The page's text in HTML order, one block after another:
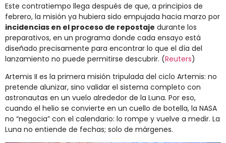
Este contratiempo llega después de que, a principios de
febrero, la misión ya hubiera sido empujada hacia marzo por
incidencias en el proceso de repostaje durante los
preparativos, en un programa donde cada ensayo está
diseñado precisamente para encontrar lo que el día del
lanzamiento no puede permitirse descubrir. (Reuters)
Artemis II es la primera misión tripulada del ciclo Artemis: no
pretende alunizar, sino validar el sistema completo con
astronautas en un vuelo alrededor de la Luna. Por eso,
cuando el helio se convierte en un cuello de botella, la NASA
no “negocia” con el calendario: lo rompe y vuelve a medir. La
Luna no entiende de fechas; solo de márgenes.